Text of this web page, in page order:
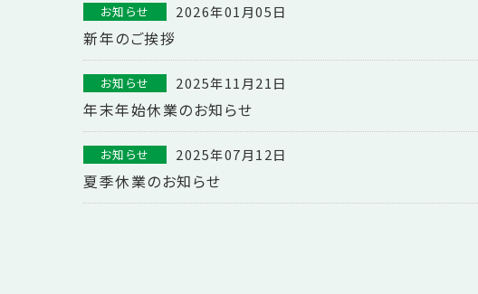
お知らせ 2026年01月05日
新年のご挨拶
お知らせ 2025年11月21日
年末年始休業のお知らせ
お知らせ 2025年07月12日
夏季休業のお知らせ